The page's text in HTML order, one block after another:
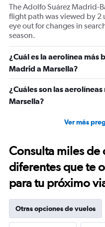
The Adolfo Suárez Madrid-
flight path was viewed by 2
eye out for changes in
season.
¿Cuál es la aerolínea más
Madrid a Marsella?
¿Cuáles son las
Marsella?
Ver más
Consulta miles de
diferentes que te
para tu próximo
Otras opciones de vuelos